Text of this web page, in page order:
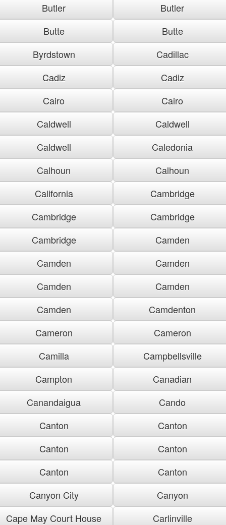
Butler
Butler
Butte
Butte
Byrdstown
Cadillac
Cadiz
Cadiz
Cairo
Cairo
Caldwell
Caldwell
Caldwell
Caledonia
Calhoun
Calhoun
California
Cambridge
Cambridge
Cambridge
Cambridge
Camden
Camden
Camden
Camden
Camden
Camden
Camdenton
Cameron
Cameron
Camilla
Campbellsville
Campton
Canadian
Canandaigua
Cando
Canton
Canton
Canton
Canton
Canton
Canton
Canyon City
Canyon
Cape May Court House
Carlinville